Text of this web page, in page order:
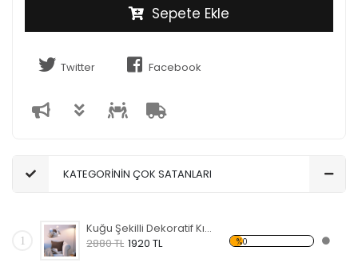
Sepete Ekle
Twitter Facebook
KATEGORİNİN ÇOK SATANLARI
1
Kuğu Şekilli Dekoratif Kırılmaz Ayna
2880 TL 1920 TL %0